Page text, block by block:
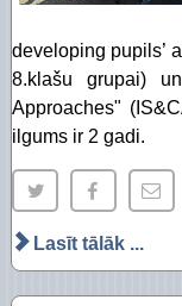
developing pupils’
8.klašu grupai)
Approaches"
ilgums ir 2 gadi.
Lasīt tālāk ...